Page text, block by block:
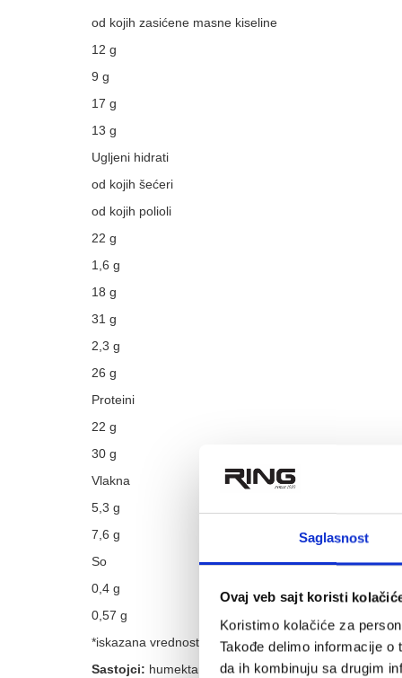
Saglasnost
Ovaj veb sajt koristi
Koristimo kolačiće za
Takođe delimo informacije
da ih kombinuju sa drugim
od kojih zasićene masne kiseline
12 g
9 g
17 g
13 g
Ugljeni hidrati
od kojih šećeri
od kojih polioli
22 g
1,6 g
18 g
31 g
2,3 g
26 g
Proteini
22 g
30 g
Vlakna
5,3 g
7,6 g
So
0,4 g
0,57 g
*iskazana vrednost se odnosi na ukus dupla čokolada
Sastojci: humektant: maltitol, glicerol; preliv